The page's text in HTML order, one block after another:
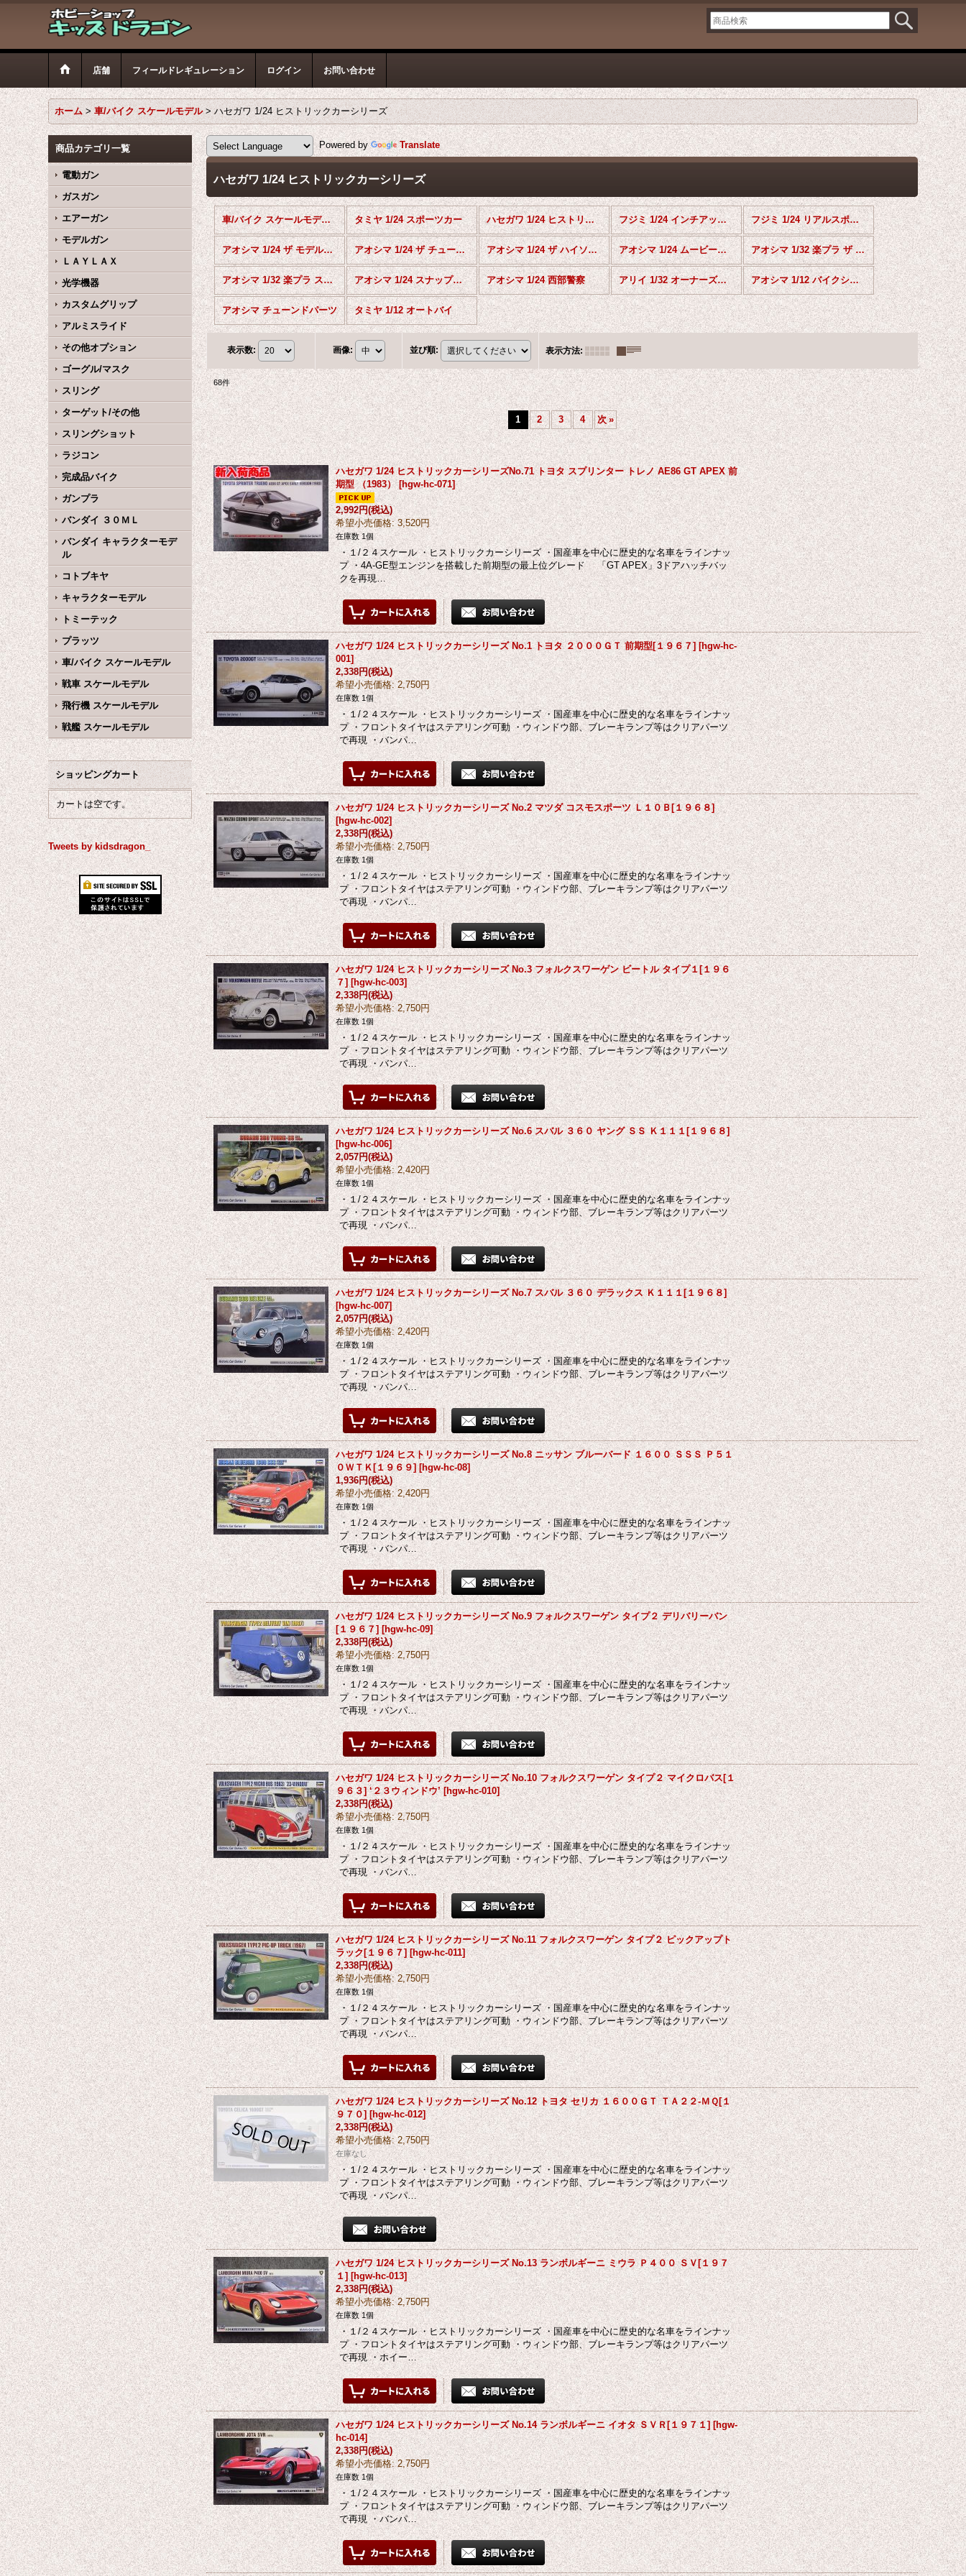
店舗 フィールドレギュレーション ログイン お問い合わせ
ホーム > 車/バイク スケールモデル > ハセガワ 1/24 ヒストリックカーシリーズ
商品カテゴリ一覧
電動ガン
ガスガン
エアーガン
モデルガン
ＬＡＹＬＡＸ
光学機器
カスタムグリップ
アルミスライド
その他オプション
ゴーグル/マスク
スリング
ターゲット/その他
スリングショット
ラジコン
完成品バイク
ガンプラ
バンダイ ３０ＭＬ
バンダイ キャラクターモデ
ル
コトブキヤ
キャラクターモデル
トミーテック
プラッツ
車/バイク スケールモデル
戦車 スケールモデル
飛行機 スケールモデル
戦艦 スケールモデル
ショッピングカート
カートは空です。
Tweets by kidsdragon_
Powered by Translate
ハセガワ 1/24 ヒストリックカーシリーズ
車/バイク スケールモデル (全商品) タミヤ 1/24 スポーツカー ハセガワ 1/24 ヒストリックカーシリーズ フジミ 1/24 インチアップシリーズ フジミ 1/24 リアルスポーツカーシリーズ
アオシマ 1/24 ザ モデルカーシリーズ アオシマ 1/24 ザ チューンドカーシリーズ アオシマ 1/24 ザ ハイソカー アオシマ 1/24 ムービーメカ アオシマ 1/32 楽プラ ザ スナップキットシリーズ
アオシマ 1/32 楽プラ スナップキット アオシマ 1/24 スナップカー アオシマ 1/24 西部警察 アリイ 1/32 オーナーズクラブシリーズ アオシマ 1/12 バイクシリーズ
アオシマ チューンドパーツ タミヤ 1/12 オートバイ
表示数: 画像: 並び順: 表示方法:
68件
1 2 3 4 次 »
ハセガワ 1/24 ヒストリックカーシリーズNo.71 トヨタ スプリンター トレノ AE86 GT APEX 前
期型 （1983） [hgw-hc-071]
2,992円(税込)
希望小売価格: 3,520円
在庫数 1個
・１/２４スケール ・ヒストリックカーシリーズ ・国産車を中心に歴史的な名車をラインナッ
プ ・4A-GE型エンジンを搭載した前期型の最上位グレード 「GT APEX」3ドアハッチバッ
クを再現…
ハセガワ 1/24 ヒストリックカーシリーズ No.1 トヨタ ２０００ＧＴ 前期型[１９６７] [hgw-hc-
001]
2,338円(税込)
希望小売価格: 2,750円
在庫数 1個
・１/２４スケール ・ヒストリックカーシリーズ ・国産車を中心に歴史的な名車をラインナッ
プ ・フロントタイヤはステアリング可動 ・ウィンドウ部、ブレーキランプ等はクリアパーツ
で再現 ・バンパ…
ハセガワ 1/24 ヒストリックカーシリーズ No.2 マツダ コスモスポーツ Ｌ１０Ｂ[１９６８]
[hgw-hc-002]
2,338円(税込)
希望小売価格: 2,750円
在庫数 1個
・１/２４スケール ・ヒストリックカーシリーズ ・国産車を中心に歴史的な名車をラインナッ
プ ・フロントタイヤはステアリング可動 ・ウィンドウ部、ブレーキランプ等はクリアパーツ
で再現 ・バンパ…
ハセガワ 1/24 ヒストリックカーシリーズ No.3 フォルクスワーゲン ビートル タイプ１[１９６
７] [hgw-hc-003]
2,338円(税込)
希望小売価格: 2,750円
在庫数 1個
・１/２４スケール ・ヒストリックカーシリーズ ・国産車を中心に歴史的な名車をラインナッ
プ ・フロントタイヤはステアリング可動 ・ウィンドウ部、ブレーキランプ等はクリアパーツ
で再現 ・バンパ…
ハセガワ 1/24 ヒストリックカーシリーズ No.6 スバル ３６０ ヤング ＳＳ Ｋ１１１[１９６８]
[hgw-hc-006]
2,057円(税込)
希望小売価格: 2,420円
在庫数 1個
・１/２４スケール ・ヒストリックカーシリーズ ・国産車を中心に歴史的な名車をラインナッ
プ ・フロントタイヤはステアリング可動 ・ウィンドウ部、ブレーキランプ等はクリアパーツ
で再現 ・バンパ…
ハセガワ 1/24 ヒストリックカーシリーズ No.7 スバル ３６０ デラックス Ｋ１１１[１９６８]
[hgw-hc-007]
2,057円(税込)
希望小売価格: 2,420円
在庫数 1個
・１/２４スケール ・ヒストリックカーシリーズ ・国産車を中心に歴史的な名車をラインナッ
プ ・フロントタイヤはステアリング可動 ・ウィンドウ部、ブレーキランプ等はクリアパーツ
で再現 ・バンパ…
ハセガワ 1/24 ヒストリックカーシリーズ No.8 ニッサン ブルーバード １６００ ＳＳＳ Ｐ５１
０ＷＴＫ[１９６９] [hgw-hc-08]
1,936円(税込)
希望小売価格: 2,420円
在庫数 1個
・１/２４スケール ・ヒストリックカーシリーズ ・国産車を中心に歴史的な名車をラインナッ
プ ・フロントタイヤはステアリング可動 ・ウィンドウ部、ブレーキランプ等はクリアパーツ
で再現 ・バンパ…
ハセガワ 1/24 ヒストリックカーシリーズ No.9 フォルクスワーゲン タイプ２ デリバリーバン
[１９６７] [hgw-hc-09]
2,338円(税込)
希望小売価格: 2,750円
在庫数 1個
・１/２４スケール ・ヒストリックカーシリーズ ・国産車を中心に歴史的な名車をラインナッ
プ ・フロントタイヤはステアリング可動 ・ウィンドウ部、ブレーキランプ等はクリアパーツ
で再現 ・バンパ…
ハセガワ 1/24 ヒストリックカーシリーズ No.10 フォルクスワーゲン タイプ２ マイクロバス[１
９６３] ‘２３ウィンドウ’ [hgw-hc-010]
2,338円(税込)
希望小売価格: 2,750円
在庫数 1個
・１/２４スケール ・ヒストリックカーシリーズ ・国産車を中心に歴史的な名車をラインナッ
プ ・フロントタイヤはステアリング可動 ・ウィンドウ部、ブレーキランプ等はクリアパーツ
で再現 ・バンパ…
ハセガワ 1/24 ヒストリックカーシリーズ No.11 フォルクスワーゲン タイプ２ ピックアップト
ラック[１９６７] [hgw-hc-011]
2,338円(税込)
希望小売価格: 2,750円
在庫数 1個
・１/２４スケール ・ヒストリックカーシリーズ ・国産車を中心に歴史的な名車をラインナッ
プ ・フロントタイヤはステアリング可動 ・ウィンドウ部、ブレーキランプ等はクリアパーツ
で再現 ・バンパ…
ハセガワ 1/24 ヒストリックカーシリーズ No.12 トヨタ セリカ １６００ＧＴ ＴＡ２２-ＭＱ[１
９７０] [hgw-hc-012]
2,338円(税込)
希望小売価格: 2,750円
在庫なし
・１/２４スケール ・ヒストリックカーシリーズ ・国産車を中心に歴史的な名車をラインナッ
プ ・フロントタイヤはステアリング可動 ・ウィンドウ部、ブレーキランプ等はクリアパーツ
で再現 ・バンパ…
ハセガワ 1/24 ヒストリックカーシリーズ No.13 ランボルギーニ ミウラ Ｐ４００ ＳＶ[１９７
１] [hgw-hc-013]
2,338円(税込)
希望小売価格: 2,750円
在庫数 1個
・１/２４スケール ・ヒストリックカーシリーズ ・国産車を中心に歴史的な名車をラインナッ
プ ・フロントタイヤはステアリング可動 ・ウィンドウ部、ブレーキランプ等はクリアパーツ
で再現 ・ホイー…
ハセガワ 1/24 ヒストリックカーシリーズ No.14 ランボルギーニ イオタ ＳＶＲ[１９７１] [hgw-
hc-014]
2,338円(税込)
希望小売価格: 2,750円
在庫数 1個
・１/２４スケール ・ヒストリックカーシリーズ ・国産車を中心に歴史的な名車をラインナッ
プ ・フロントタイヤはステアリング可動 ・ウィンドウ部、ブレーキランプ等はクリアパーツ
で再現 ・バンパ…